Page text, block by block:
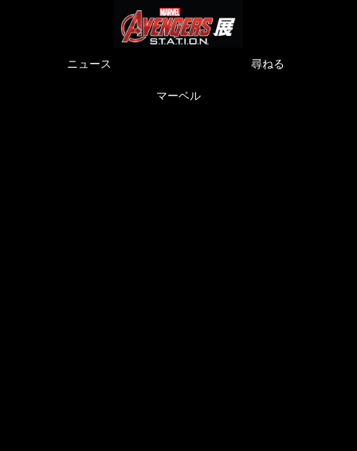
ニュース 尋ねる
マーベル